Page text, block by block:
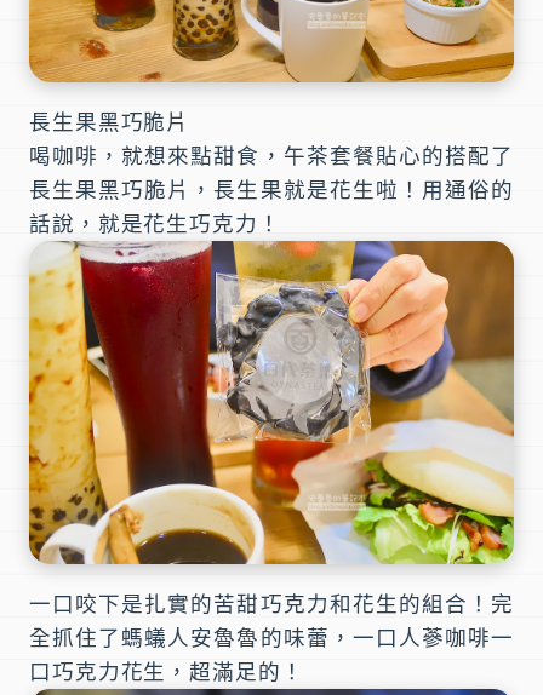
長生果黑巧脆片
喝咖啡，就想來點甜食，午茶套餐貼心的搭配了
長生果黑巧脆片，長生果就是花生啦！用通俗的
話說，就是花生巧克力！
一口咬下是扎實的苦甜巧克力和花生的組合！完
全抓住了螞蟻人安魯魯的味蕾，一口人蔘咖啡一
口巧克力花生，超滿足的！